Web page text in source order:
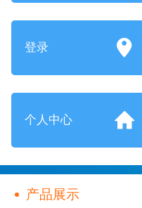
登录
个人中心
产品展示